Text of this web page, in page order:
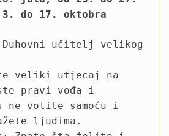
3. do 17. oktobra
učitelj velikog
veliki utjecaj na
pravi vođa i
ne volite samoću i
ljudima.